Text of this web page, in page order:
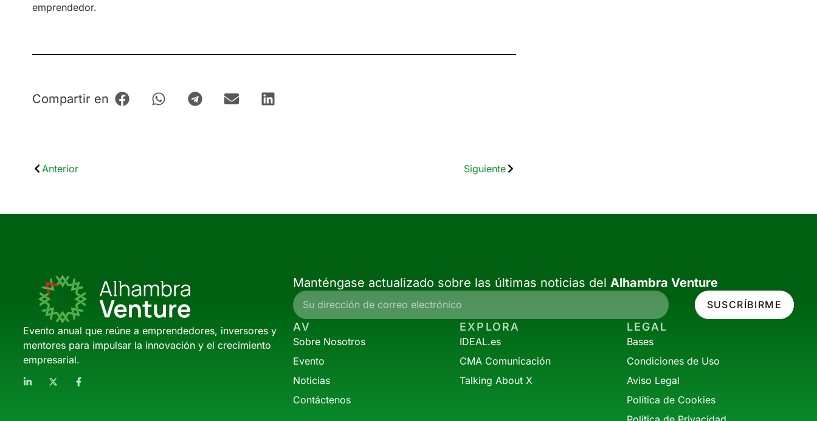
emprendedor.
Compartir en
Anterior Siguiente
Evento anual que reúne a emprendedores, inversores y
mentores para impulsar la innovación y el crecimiento
empresarial.
Manténgase actualizado sobre las últimas noticias del Alhambra Venture
SUSCRÍBIRME
AV
Sobre Nosotros
Evento
Noticias
Contáctenos
EXPLORA
IDEAL.es
CMA Comunicación
Talking About X
LEGAL
Bases
Condiciones de Uso
Aviso Legal
Política de Cookies